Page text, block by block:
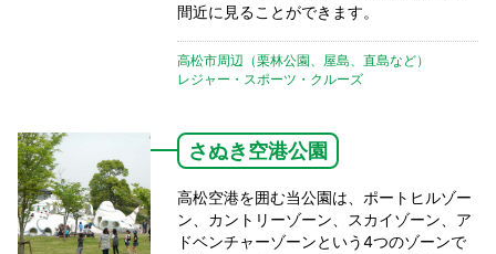
間近に見ることができます。
高松市周辺（栗林公園、屋島、直島など）
レジャー・スポーツ・クルーズ
さぬき空港公園
高松空港を囲む当公園は、ポートヒルゾー
ン、カントリーゾーン、スカイゾーン、ア
ドベンチャーゾーンという4つのゾーンで